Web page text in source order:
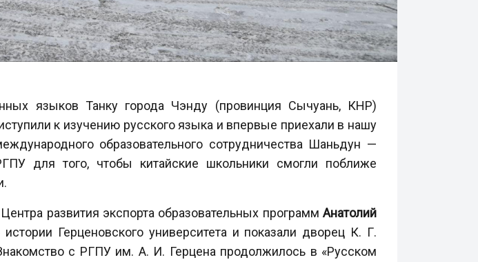
языков Танку города Чэнду (провинция Сычуань, КНР)
к изучению русского языка и впервые приехали в нашу
образовательного сотрудничества Шаньдун —
для того, чтобы китайские школьники смогли поближе
развития экспорта образовательных программ Анатолий
Герценовского университета и показали дворец К. Г.
с РГПУ им. А. И. Герцена продолжилось в «Русском